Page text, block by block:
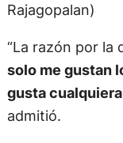
Rajagopalan)
“La razón por la
solo me gustan
gusta cualquiera
admitió.